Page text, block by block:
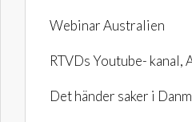
Webinar Australien
RTVDs Youtube- kanal,
Det händer saker i